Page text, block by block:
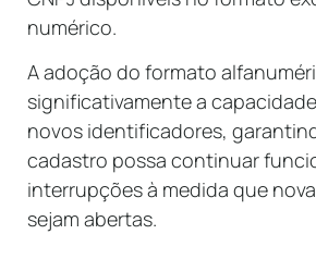
numérico.
A adoção do formato
significativamente a
novos identificadores,
cadastro possa continuar
interrupções à medida que
sejam abertas.